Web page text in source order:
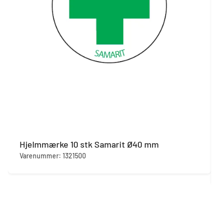
Hjelmmærke 10 stk Samarit Ø40 mm
Varenummer: 1321500